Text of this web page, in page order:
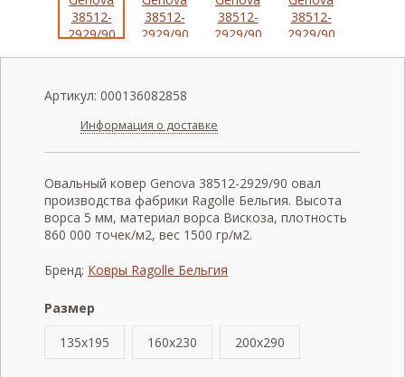
Артикул: 000136082858
Информация о доставке
Овальный ковер Genova 38512-2929/90 овал
производства фабрики Ragolle Бельгия. Высота
ворса 5 мм, материал ворса Вискоза, плотность
860 000 точек/м2, вес 1500 гр/м2.
Бренд: Ковры Ragolle Бельгия
Размер
135x195
160x230 200x290